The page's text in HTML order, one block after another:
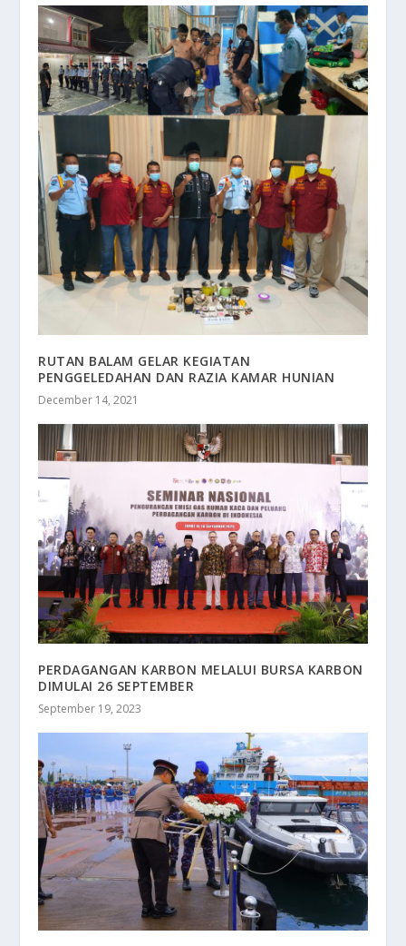
RUTAN BALAM GELAR KEGIATAN
PENGGELEDAHAN DAN RAZIA KAMAR HUNIAN
December 14, 2021
PERDAGANGAN KARBON MELALUI BURSA KARBON
DIMULAI 26 SEPTEMBER
September 19, 2023